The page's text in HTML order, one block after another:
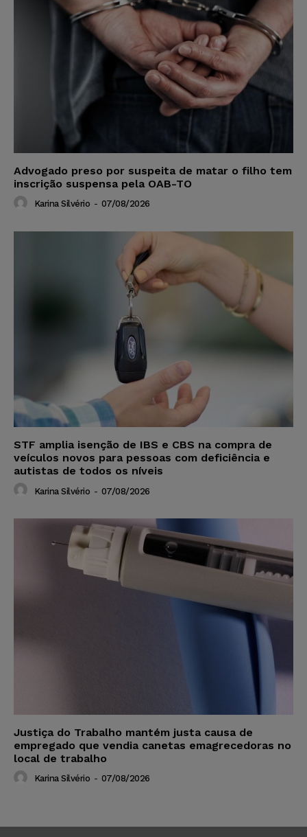
Advogado preso por suspeita de matar o filho tem
inscrição suspensa pela OAB-TO
Karina Silvério - 07/08/2026
STF amplia isenção de IBS e CBS na compra de
veículos novos para pessoas com deficiência e
autistas de todos os níveis
Karina Silvério - 07/08/2026
Justiça do Trabalho mantém justa causa de
empregado que vendia canetas emagrecedoras no
local de trabalho
Karina Silvério - 07/08/2026